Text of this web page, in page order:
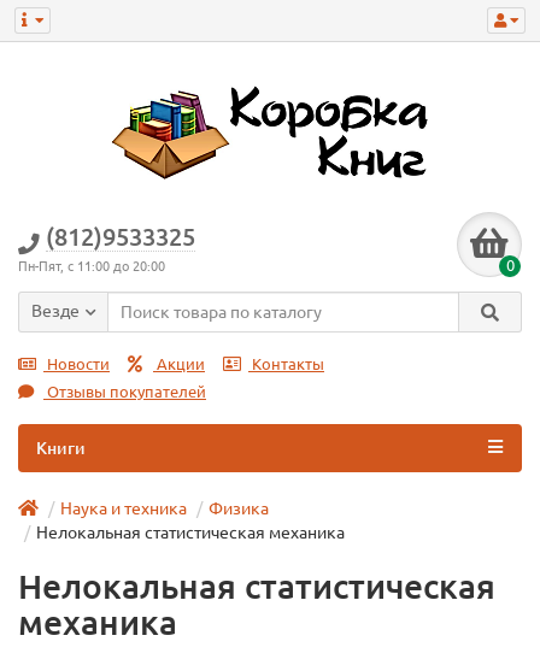
(812)9533325
Пн-Пят, с 11:00 до 20:00 0
Везде
Новости Акции
Контакты
Отзывы покупателей
Книги
Наука и техника
Физика
Нелокальная статистическая механика
Нелокальная статистическая
механика